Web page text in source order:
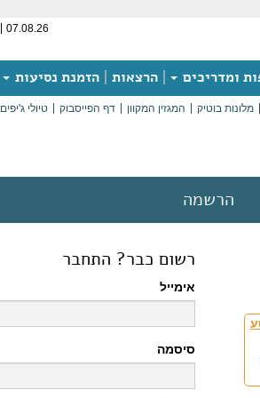
07.08.26
ומדריכים הרצאות הזמנת נסיעות
מלונות בוטיק המגזין המקוון דף הפייסבוק טיולי ג'יפים
הרשמה
רשום כבר? התחבר
אימייל
סיסמה